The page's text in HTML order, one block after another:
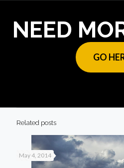
NEED
GO
Related posts
May 4, 2014